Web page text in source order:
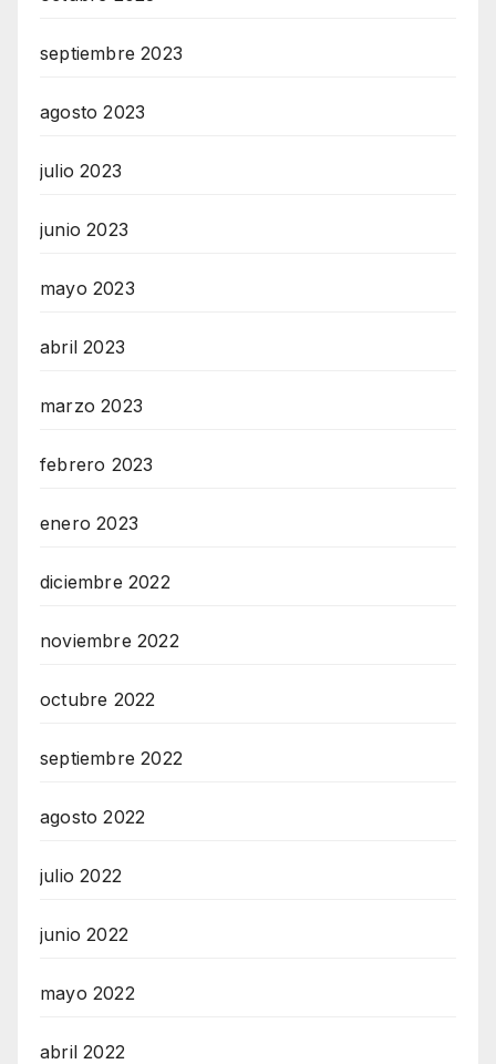
septiembre 2023
agosto 2023
julio 2023
junio 2023
mayo 2023
abril 2023
marzo 2023
febrero 2023
enero 2023
diciembre 2022
noviembre 2022
octubre 2022
septiembre 2022
agosto 2022
julio 2022
junio 2022
mayo 2022
abril 2022